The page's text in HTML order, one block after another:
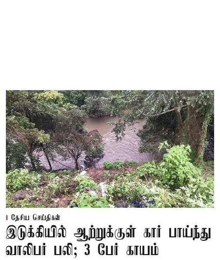
தேசிய செய்திகள்
இடுக்கியில் ஆற்றுக்குள் கார் பாய்ந்து
வாலிபர் பலி; 3 பேர் காயம்